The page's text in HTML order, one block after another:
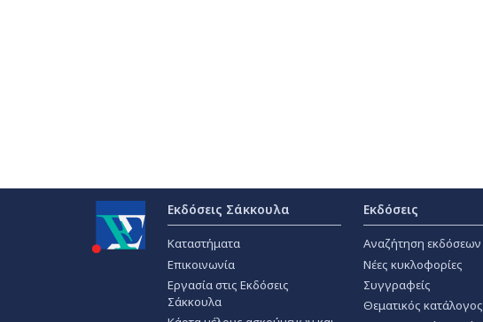
Εκδόσεις Σάκκουλα
Καταστήματα
Επικοινωνία
Εργασία στις Εκδόσεις
Σάκκουλα
Εκδόσεις
Αναζήτηση εκδόσεων
Νέες κυκλοφορίες
Συγγραφείς
Θεματικός κατάλογος